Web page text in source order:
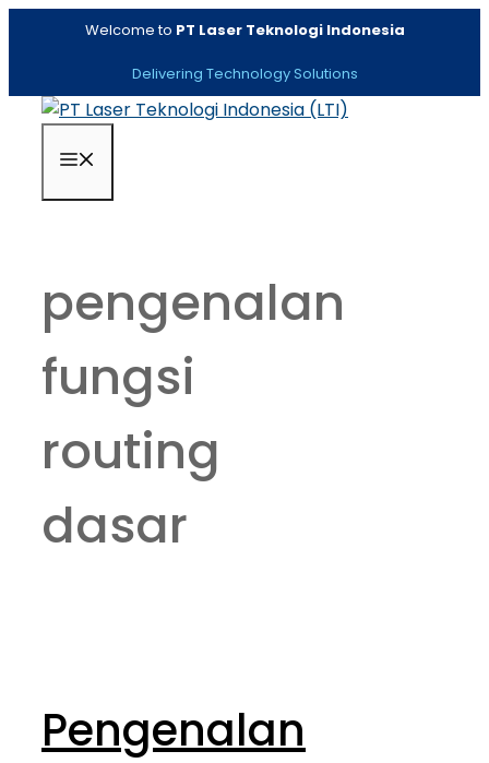
Welcome to PT Laser Teknologi Indonesia
Delivering Technology Solutions
pengenalan
fungsi
routing
dasar
Pengenalan